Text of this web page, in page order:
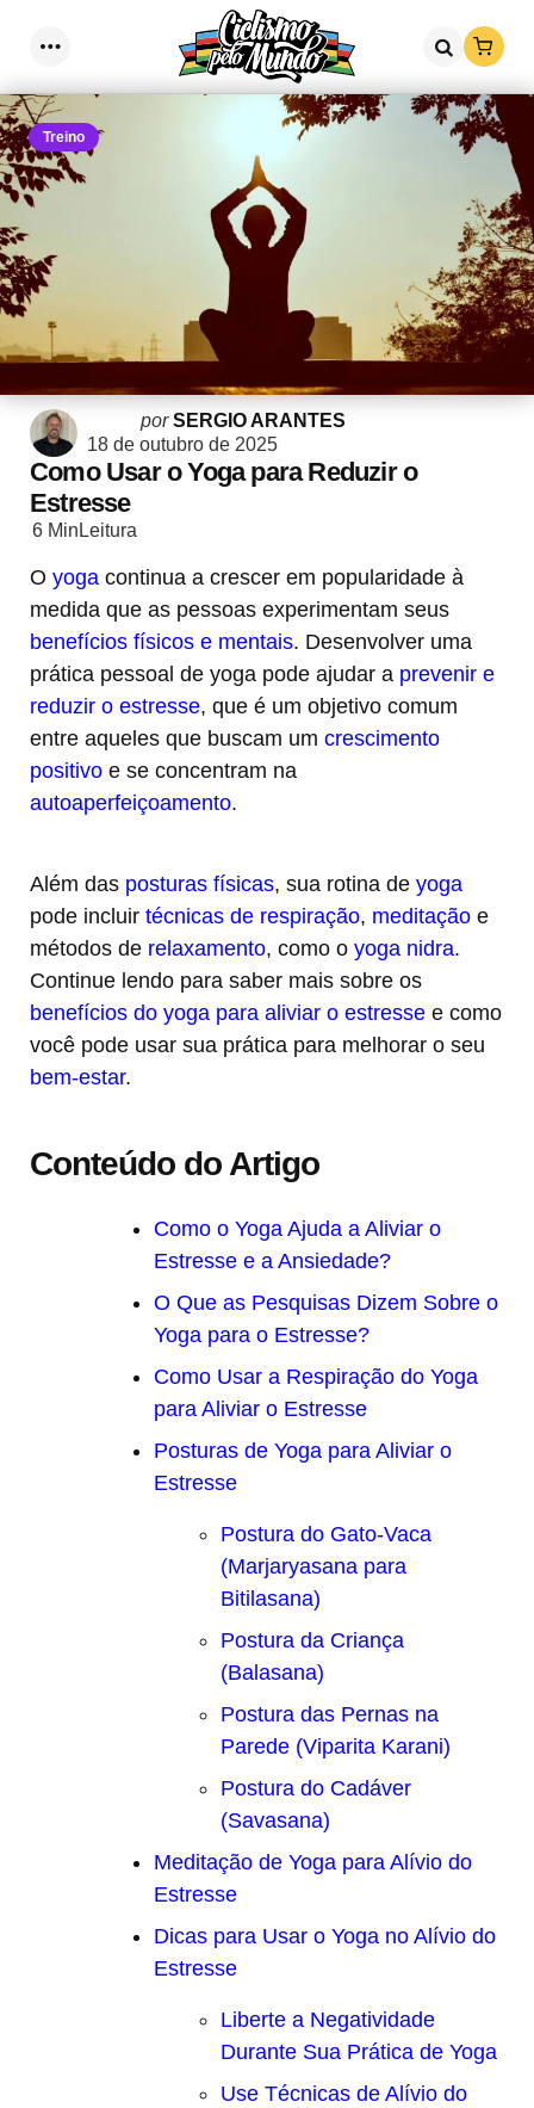
Loja
Treino
Postado
por
porSERGIO ARANTES
18 de outubro de 2025
Como Usar o Yoga para Reduzir o
Estresse
6 Min Leitura
O yoga continua a crescer em popularidade à
medida que as pessoas experimentam seus
benefícios físicos e mentais. Desenvolver uma
prática pessoal de yoga pode ajudar a prevenir e
reduzir o estresse, que é um objetivo comum
entre aqueles que buscam um crescimento
positivo e se concentram na
autoaperfeiçoamento.
Além das posturas físicas, sua rotina de yoga
pode incluir técnicas de respiração, meditação e
métodos de relaxamento, como o yoga nidra.
Continue lendo para saber mais sobre os
benefícios do yoga para aliviar o estresse e como
você pode usar sua prática para melhorar o seu
bem-estar.
Conteúdo do Artigo
Como o Yoga Ajuda a Aliviar o
Estresse e a Ansiedade?
O Que as Pesquisas Dizem Sobre o
Yoga para o Estresse?
Como Usar a Respiração do Yoga
para Aliviar o Estresse
Posturas de Yoga para Aliviar o
Estresse
Postura do Gato-Vaca
(Marjaryasana para
Bitilasana)
Postura da Criança
(Balasana)
Postura das Pernas na
Parede (Viparita Karani)
Postura do Cadáver
(Savasana)
Meditação de Yoga para Alívio do
Estresse
Dicas para Usar o Yoga no Alívio do
Estresse
Liberte a Negatividade
Durante Sua Prática de Yoga
Use Técnicas de Alívio do